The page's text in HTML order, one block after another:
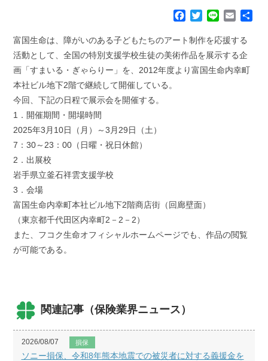
c
e
o
T
i
t
t
e
n
e
E
a
i
富国生命は、障がいのある子どもたちのアート制作を応援する
活動として、全国の特別支援学校生徒の美術作品を展示する企
画「すまいる・ぎゃらりー」を、2012年度より富国生命内幸町
本社ビル地下2階で継続して開催している。
今回、下記の日程で展示会を開催する。
1．開催期間・開場時間
2025年3月10日（月）～3月29日（土）
7：30～23：00（日曜・祝日休館）
2．出展校
岩手県立釜石祥雲支援学校
3．会場
富国生命内幸町本社ビル地下2階商店街（回廊壁面）
（東京都千代田区内幸町2－2－2）
また、フコク生命オフィシャルホームページでも、作品の閲覧
が可能である。
関連記事（保険業界ニュース）
2026/08/07 損保
ソニー損保、令和8年熊本地震での被災者に対する義援金を